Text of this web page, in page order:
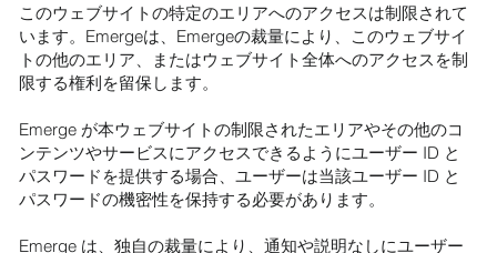
このウェブサイトの特定のエリアへのアクセスは制限されて
います。Emergeは、Emergeの裁量により、このウェブサイ
トの他のエリア、またはウェブサイト全体へのアクセスを制
限する権利を留保します。
Emerge が本ウェブサイトの制限されたエリアやその他のコ
ンテンツやサービスにアクセスできるようにユーザー ID と
パスワードを提供する場合、ユーザーは当該ユーザー ID と
パスワードの機密性を保持する必要があります。
Emerge は、独自の裁量により、通知や説明なしにユーザー